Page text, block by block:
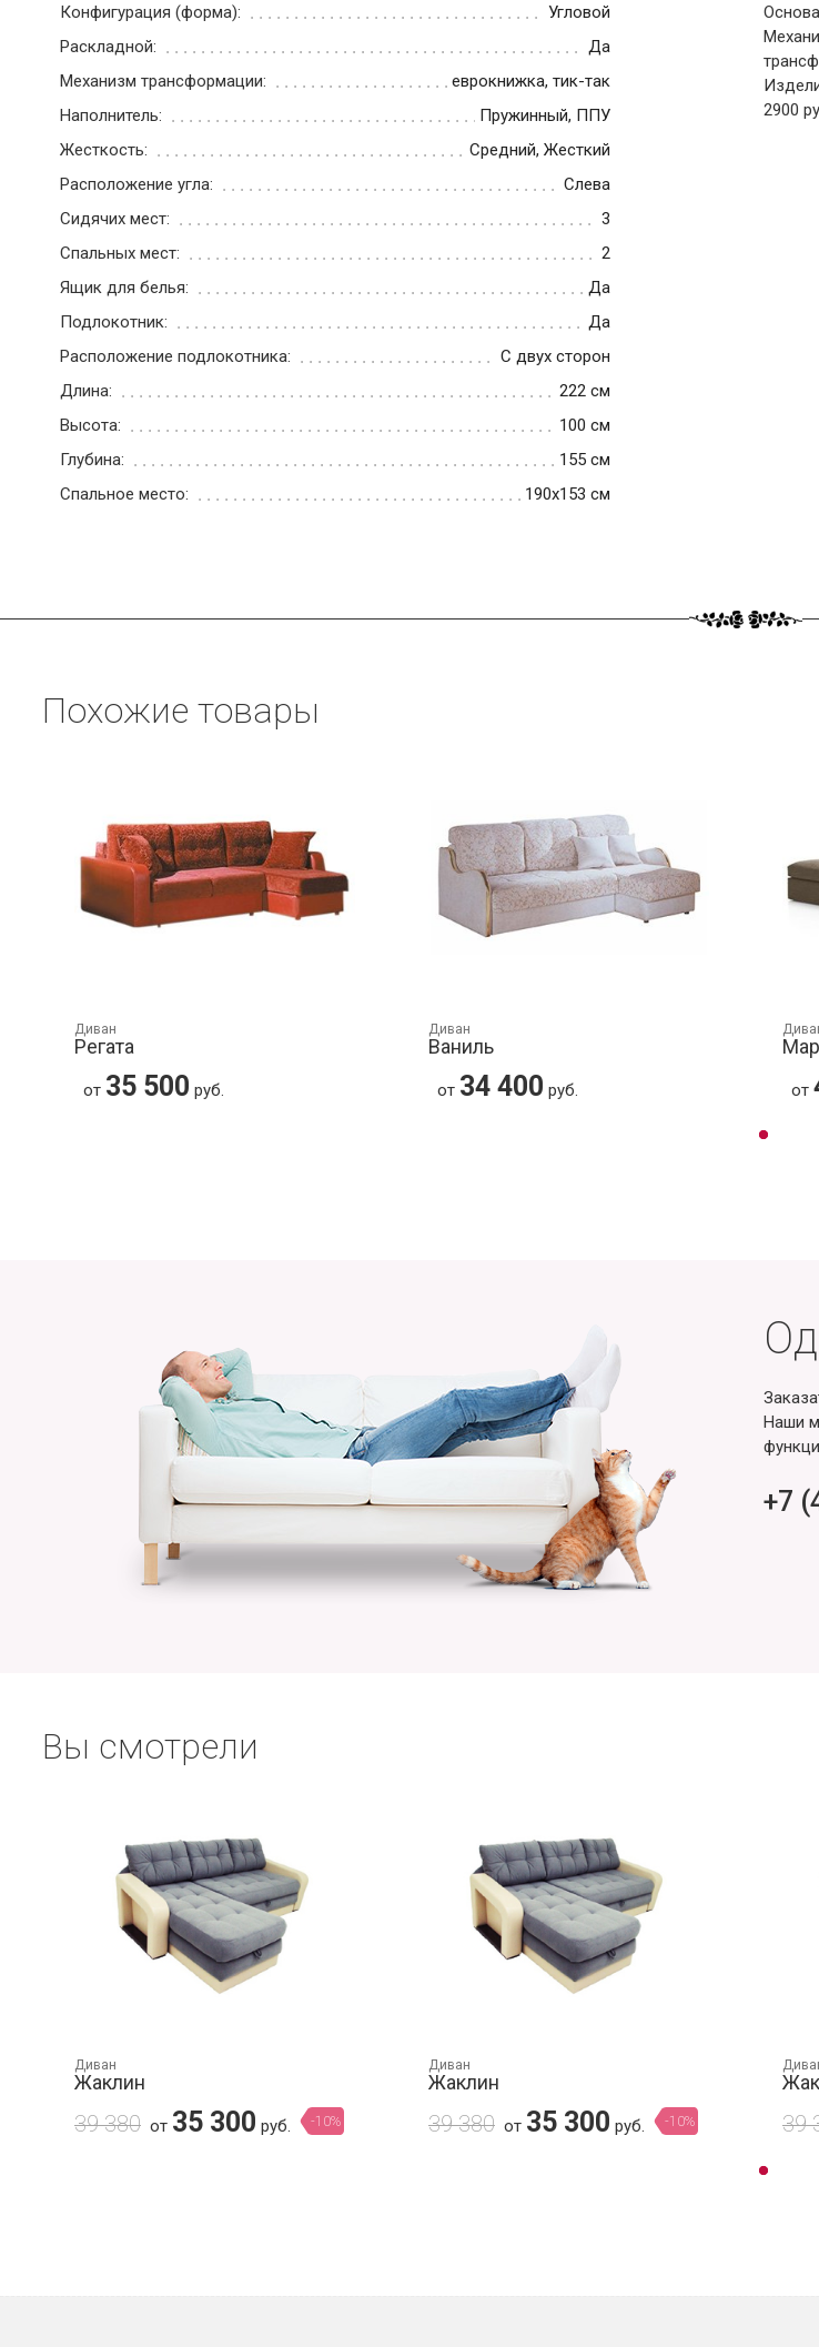
Конфигурация (форма):
Угловой
Раскладной:
Да
Механизм трансформации:
еврокнижка, тик-так
Наполнитель:
Пружинный, ППУ
Жесткость:
Средний, Жесткий
Расположение угла:
Слева
Сидячих мест:
3
Спальных мест:
2
Ящик для белья:
Да
Подлокотник:
Да
Расположение подлокотника:
С двух сторон
Длина:
222 см
Высота:
100 см
Глубина:
155 см
Спальное место:
190x153 см
2900
Похожие товары
Диван
Регата
от 35 500 руб.
Диван
Ваниль
от 34 400 руб. от
Наши
+7
Вы смотрели
Диван
Жаклин
39 380 от 35 300 руб. -10%
Диван
Жаклин
39 380 от 35 300 руб. -10% 39